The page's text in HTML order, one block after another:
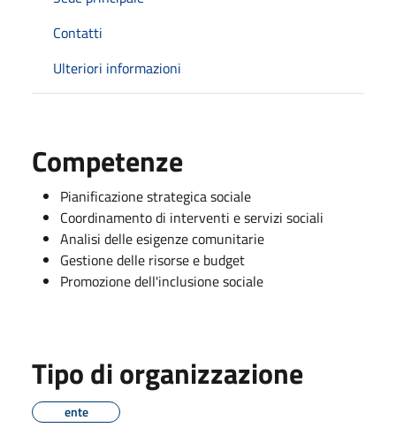
Contatti
Ulteriori informazioni
Competenze
Pianificazione strategica sociale
Coordinamento di interventi e servizi sociali
Analisi delle esigenze comunitarie
Gestione delle risorse e budget
Promozione dell'inclusione sociale
Tipo di organizzazione
ente